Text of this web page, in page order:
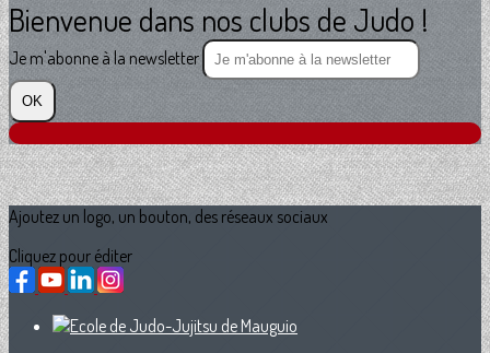
Bienvenue dans nos clubs de Judo !
Je m'abonne à la newsletter
OK
Ajoutez un logo, un bouton, des réseaux sociaux
Cliquez pour éditer